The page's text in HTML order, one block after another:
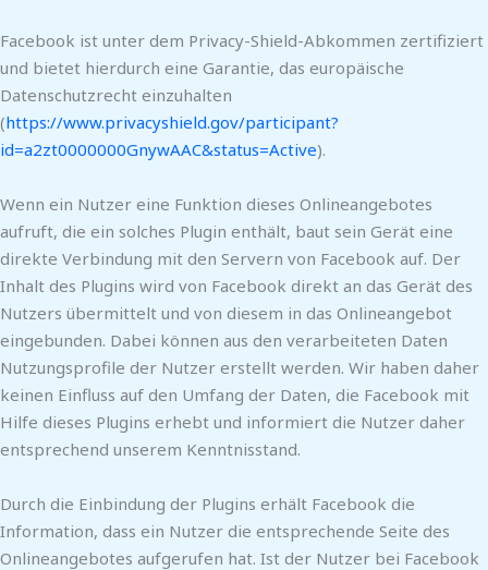
Facebook ist unter dem Privacy-Shield-Abkommen zertifiziert
und bietet hierdurch eine Garantie, das europäische
Datenschutzrecht einzuhalten
(https://www.privacyshield.gov/participant?
id=a2zt0000000GnywAAC&status=Active).
Wenn ein Nutzer eine Funktion dieses Onlineangebotes
aufruft, die ein solches Plugin enthält, baut sein Gerät eine
direkte Verbindung mit den Servern von Facebook auf. Der
Inhalt des Plugins wird von Facebook direkt an das Gerät des
Nutzers übermittelt und von diesem in das Onlineangebot
eingebunden. Dabei können aus den verarbeiteten Daten
Nutzungsprofile der Nutzer erstellt werden. Wir haben daher
keinen Einfluss auf den Umfang der Daten, die Facebook mit
Hilfe dieses Plugins erhebt und informiert die Nutzer daher
entsprechend unserem Kenntnisstand.
Durch die Einbindung der Plugins erhält Facebook die
Information, dass ein Nutzer die entsprechende Seite des
Onlineangebotes aufgerufen hat. Ist der Nutzer bei Facebook